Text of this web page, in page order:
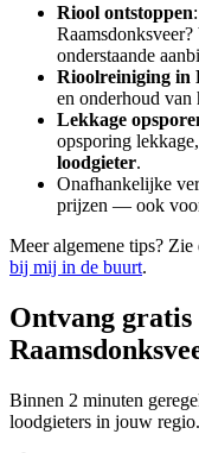
Riool ontstoppen
Raamsdonksveer?
onderstaande
Rioolreiniging in
en onderhoud van
Lekkage
opsporing
loodgieter.
Onafhankelijke
prijzen — ook
Meer algemene tips? Zie
bij mij in de buurt.
Ontvang
Binnen 2 minuten
loodgieters in jouw regio.